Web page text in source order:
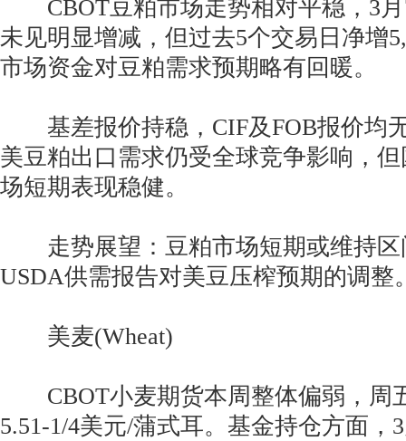
CBOT豆粕市场走势相对平稳，3月
未见明显增减，但过去5个交易日净增
市场资金对豆粕需求预期略有回暖。
基差报价持稳，CIF及FOB报价均
美豆粕出口需求仍受全球竞争影响，
场短期表现稳健。
走势展望：豆粕市场短期或维持区
USDA供需报告对美豆压榨预期的调整
美麦(Wheat)
CBOT小麦期货本周整体偏弱，周
5.51-1/4美元/蒲式耳。基金持仓方面，